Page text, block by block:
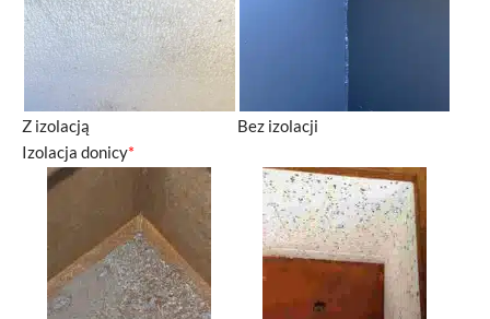
Z izolacją
Bez izolacji
*
Izolacja donicy